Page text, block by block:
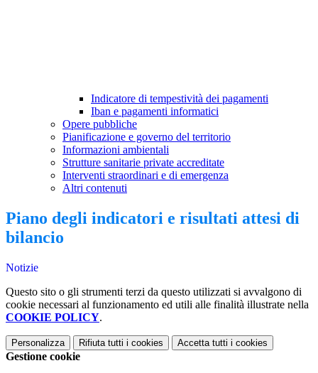
Indicatore di tempestività dei pagamenti
Iban e pagamenti informatici
Opere pubbliche
Pianificazione e governo del territorio
Informazioni ambientali
Strutture sanitarie private accreditate
Interventi straordinari e di emergenza
Altri contenuti
Piano degli indicatori e risultati attesi di
bilancio
Notizie
Questo sito o gli strumenti terzi da questo utilizzati si avvalgono di
cookie necessari al funzionamento ed utili alle finalità illustrate nella
COOKIE POLICY.
Personalizza Rifiuta tutti i cookies Accetta tutti i cookies
Gestione cookie